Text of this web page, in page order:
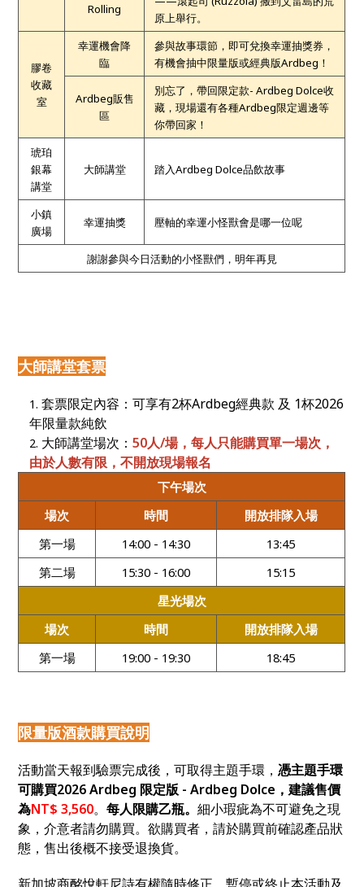
Rolling
原上舉行。
膠卷
收藏
室
幸運機會降
臨
參與故事環節，即可兌換幸運抽獎券，
有機會抽中限量版或經典版Ardbeg！
Ardbeg販售
區
別忘了，帶回限定款- Ardbeg Dolce收
藏，現場還有各種Ardbeg限定週邊等
你帶回家！
琥珀
銀幕
講堂
大師講堂 踏入Ardbeg Dolce品飲故事
小鎮
廣場
幸運抽獎 壓軸的幸運小怪獸會是哪一位呢
謝謝參與今日活動的小怪獸們，明年再見
大師講堂套票
套票限定內容：可享有2杯Ardbeg經典款 及 1杯2026
年限量款純飲
大師講堂場次：50人/場，每人只能購買單一場次，
由於人數有限，不開放現場報名
下午場次
場次
時間
開放排隊入場
第一場
14:00 - 14:30
13:45
第二場
15:30 - 16:00
15:15
星光場次
場次
時間
開放排隊入場
第一場
19:00 - 19:30 18:45
限量版酒款購買說明
活動當天報到驗票完成後，可取得主題手環，憑主題手環
可購買2026 Ardbeg 限定版 - Ardbeg Dolce，建議售價
為NT$ 3,560。每人限購乙瓶。細小瑕疵為不可避免之現
象，介意者請勿購買。欲購買者，請於購買前確認產品狀
態，售出後概不接受退換貨。